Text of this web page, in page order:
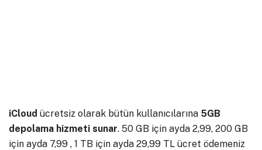
iCloud ücretsiz olarak bütün kullanıcılarına 5GB
depolama hizmeti sunar. 50 GB için ayda 2,99, 200 GB
için ayda 7,99 , 1 TB için ayda 29,99 TL ücret ödemeniz